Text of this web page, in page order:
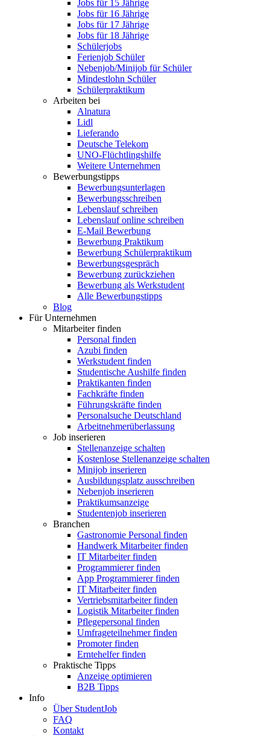
Jobs für 15 Jährige
Jobs für 16 Jährige
Jobs für 17 Jährige
Jobs für 18 Jährige
Schülerjobs
Ferienjob Schüler
Nebenjob/Minijob für Schüler
Mindestlohn Schüler
Schülerpraktikum
Arbeiten bei
Alnatura
Lidl
Lieferando
Deutsche Telekom
UNO-Flüchtlingshilfe
Weitere Unternehmen
Bewerbungstipps
Bewerbungsunterlagen
Bewerbungsschreiben
Lebenslauf schreiben
Lebenslauf online schreiben
E-Mail Bewerbung
Bewerbung Praktikum
Bewerbung Schülerpraktikum
Bewerbungsgespräch
Bewerbung zurückziehen
Bewerbung als Werkstudent
Alle Bewerbungstipps
Blog
Für Unternehmen
Mitarbeiter finden
Personal finden
Azubi finden
Werkstudent finden
Studentische Aushilfe finden
Praktikanten finden
Fachkräfte finden
Führungskräfte finden
Personalsuche Deutschland
Arbeitnehmerüberlassung
Job inserieren
Stellenanzeige schalten
Kostenlose Stellenanzeige schalten
Minijob inserieren
Ausbildungsplatz ausschreiben
Nebenjob inserieren
Praktikumsanzeige
Studentenjob inserieren
Branchen
Gastronomie Personal finden
Handwerk Mitarbeiter finden
IT Mitarbeiter finden
Programmierer finden
App Programmierer finden
IT Mitarbeiter finden
Vertriebsmitarbeiter finden
Logistik Mitarbeiter finden
Pflegepersonal finden
Umfrageteilnehmer finden
Promoter finden
Erntehelfer finden
Praktische Tipps
Anzeige optimieren
B2B Tipps
Info
Über StudentJob
FAQ
Kontakt